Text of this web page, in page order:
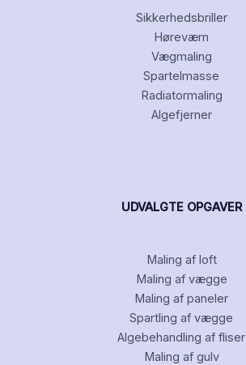
Sikkerhedsbriller
Høreværn
Vægmaling
Spartelmasse
Radiatormaling
Algefjerner
UDVALGTE OPGAVER
Maling af loft
Maling af vægge
Maling af paneler
Spartling af vægge
Algebehandling af fliser
Maling af gulv